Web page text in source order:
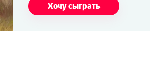
Хочу сыграть